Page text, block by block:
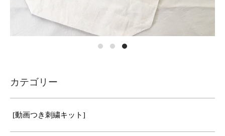
カテゴリー
[動画つき刺繍キット]